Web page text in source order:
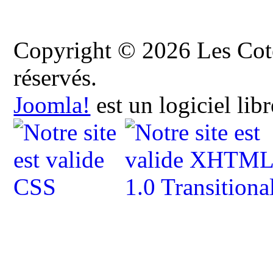
Copyright © 2026 Les
réservés.
Joomla! est un logiciel